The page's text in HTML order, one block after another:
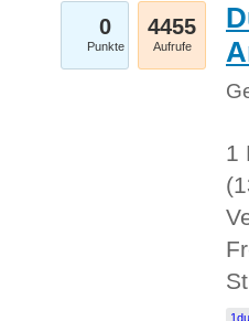
0
Punkte
4455
Aufrufe
1